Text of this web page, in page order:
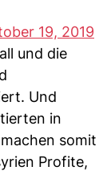
19, 2019
und die
Und
in
somit
Profite,